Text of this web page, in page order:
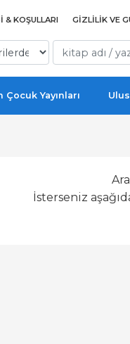
& KOŞULLARI GIZLILIK VE
Çocuk Yayınları
İsterseniz